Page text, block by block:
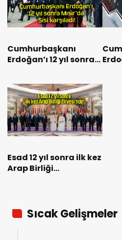
Cumhurbaşkanı
Erdoğan’ı 12 yıl sonra
Esad 12 yıl sonra ilk kez
Arap Birliği
Sıcak Gelişmeler